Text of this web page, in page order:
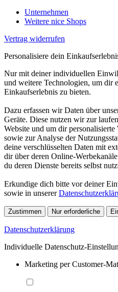
Unternehmen
Weitere nice Shops
Vertrag widerrufen
Personalisiere dein
Nur mit deiner individuellen
und weitere Technologien, um dir
Einkaufserlebnis zu bieten.
Dazu erfassen wir Daten über
Geräte. Diese nutzen wir zur
Website und um dir
sowie zur Analyse der
deine verschlüsselten Daten mit
dir über deren Online-
du deren Dienste bereits selbst
Erkundige dich bitte vor deiner
sowie in unserer
Zustimmen Nur erforderliche
Datenschutzerklärung
Individuelle Datenschutz-
Marketing per Customer-